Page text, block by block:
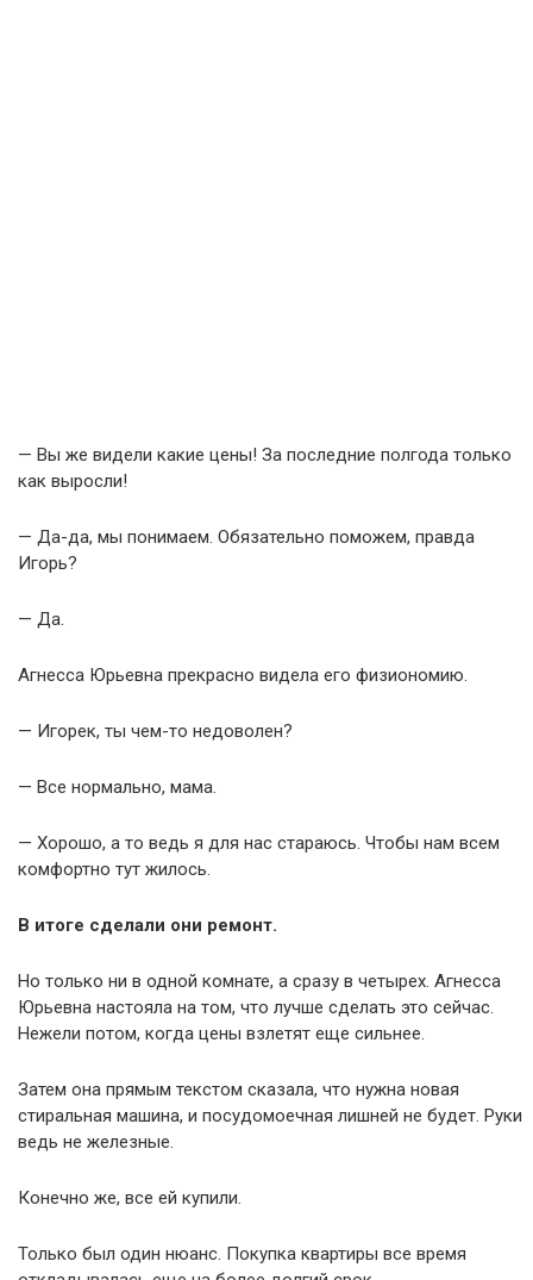
— Вы же видели какие цены! За последние полгода только
как выросли!
— Да-да, мы понимаем. Обязательно поможем, правда
Игорь?
— Да.
Агнесса Юрьевна прекрасно видела его физиономию.
— Игорек, ты чем-то недоволен?
— Все нормально, мама.
— Хорошо, а то ведь я для нас стараюсь. Чтобы нам всем
комфортно тут жилось.
В итоге сделали они ремонт.
Но только ни в одной комнате, а сразу в четырех. Агнесса
Юрьевна настояла на том, что лучше сделать это сейчас.
Нежели потом, когда цены взлетят еще сильнее.
Затем она прямым текстом сказала, что нужна новая
стиральная машина, и посудомоечная лишней не будет. Руки
ведь не железные.
Конечно же, все ей купили.
Только был один нюанс. Покупка квартиры все время